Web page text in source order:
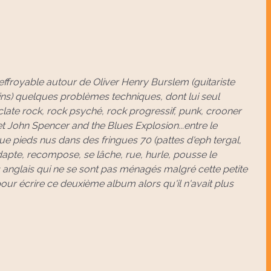
autour de Oliver Henry Burslem (guitariste
quelques problèmes techniques, dont lui seul
rock, rock psyché, rock progressif, punk, crooner
Spencer and the Blues Explosion...entre le
pieds nus dans des fringues 70 (pattes d'eph tergal,
recompose, se lâche, rue, hurle, pousse le
qui ne se sont pas ménagés malgré cette petite
écrire ce deuxième album alors qu'il n'avait plus